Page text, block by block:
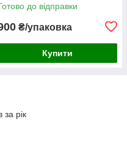
до відправки
₴/упаковка
Купити
за рік